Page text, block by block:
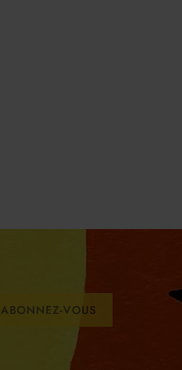
ABONNEZ-VOUS